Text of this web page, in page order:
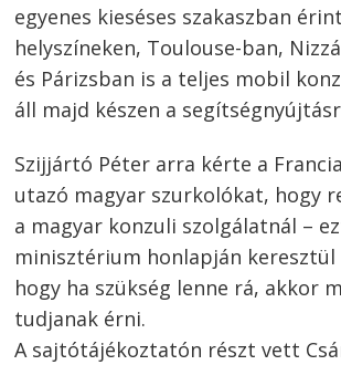
egyenes kieséses szakaszban
helyszíneken, Toulouse-ban,
és Párizsban is a teljes mobil
áll majd készen a
Szijjártó Péter arra kérte a
utazó magyar szurkolókat, hogy
a magyar konzuli szolgálatnál –
minisztérium honlapján
hogy ha szükség lenne rá, akkor
tudjanak érni.
A sajtótájékoztatón részt vett